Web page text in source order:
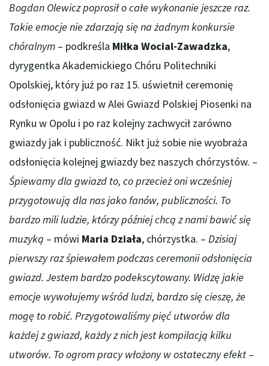
Bogdan Olewicz poprosił o całe wykonanie jeszcze raz.
Takie emocje nie zdarzają się na żadnym konkursie
chóralnym – podkreśla Miłka Wocial-Zawadzka,
dyrygentka Akademickiego Chóru Politechniki
Opolskiej, który już po raz 15. uświetnił ceremonię
odsłonięcia gwiazd w Alei Gwiazd Polskiej Piosenki na
Rynku w Opolu i po raz kolejny zachwycił zarówno
gwiazdy jak i publiczność. Nikt już sobie nie wyobraża
odsłonięcia kolejnej gwiazdy bez naszych chórzystów. –
Śpiewamy dla gwiazd to, co przecież oni wcześniej
przygotowują dla nas jako fanów, publiczności. To
bardzo mili ludzie, którzy później chcą z nami bawić się
muzyką – mówi Maria Działa, chórzystka. – Dzisiaj
pierwszy raz śpiewałem podczas ceremonii odsłonięcia
gwiazd. Jestem bardzo podekscytowany. Widzę jakie
emocje wywołujemy wśród ludzi, bardzo się cieszę, że
mogę to robić. Przygotowaliśmy pięć utworów dla
każdej z gwiazd, każdy z nich jest kompilacją kilku
utworów. To ogrom pracy włożony w ostateczny efekt –